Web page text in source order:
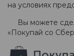
на условиях
Вы можете
«Покупай со